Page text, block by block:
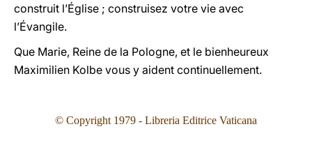
construit l’Église ; construisez votre vie avec
l’Évangile.
Que Marie, Reine de la Pologne, et le bienheureux
Maximilien Kolbe vous y aident continuellement.
© Copyright 1979 - Libreria Editrice Vaticana